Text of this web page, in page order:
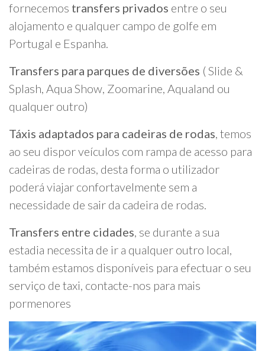
fornecemos transfers privados entre o seu
alojamento e qualquer campo de golfe em
Portugal e Espanha.
Transfers para parques de diversões ( Slide &
Splash, Aqua Show, Zoomarine, Aqualand ou
qualquer outro)
Táxis adaptados para cadeiras de rodas, temos
ao seu dispor veículos com rampa de acesso para
cadeiras de rodas, desta forma o utilizador
poderá viajar confortavelmente sem a
necessidade de sair da cadeira de rodas.
Transfers entre cidades, se durante a sua
estadia necessita de ir a qualquer outro local,
também estamos disponíveis para efectuar o seu
serviço de taxi, contacte-nos para mais
pormenores